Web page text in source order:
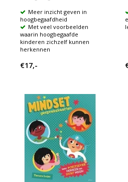
Meer inzicht geven in
hoogbegaafdheid
Met veel voorbeelden
waarin hoogbegaafde
kinderen zichzelf kunnen
herkennen
€17,-